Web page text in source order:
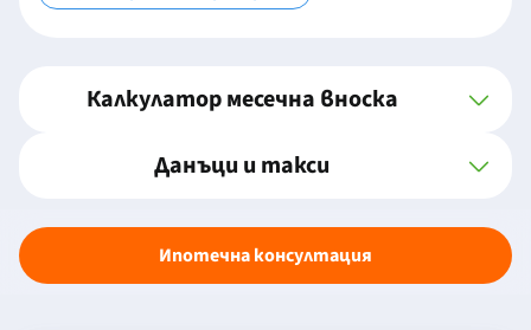
Калкулатор месечна вноска
Данъци и такси
Ипотечна консултация